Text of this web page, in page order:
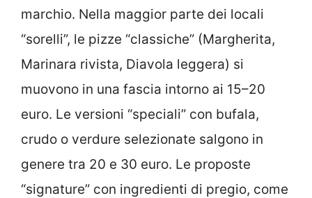
marchio. Nella maggior parte dei locali
“sorelli”, le pizze “classiche” (Margherita,
Marinara rivista, Diavola leggera) si
muovono in una fascia intorno ai 15–20
euro. Le versioni “speciali” con bufala,
crudo o verdure selezionate salgono in
genere tra 20 e 30 euro. Le proposte
“signature” con ingredienti di pregio, come